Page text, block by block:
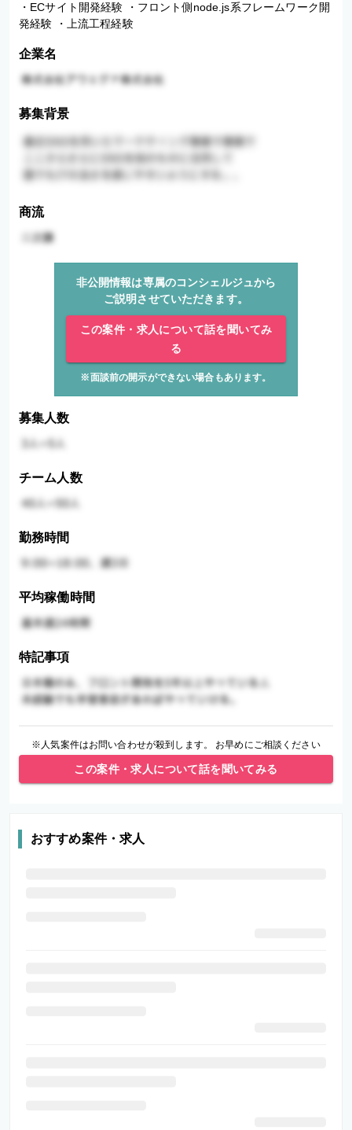
・ECサイト開発経験 ・フロント側node.js系フレームワーク開
発経験 ・上流工程経験
企業名
募集背景
商流
非公開情報は専属のコンシェルジュから
ご説明させていただきます。
この案件・求人について話を聞いてみ
る
※面談前の開示ができない場合もあります。
募集人数
チーム人数
勤務時間
平均稼働時間
特記事項
※人気案件はお問い合わせが殺到します。 お早めにご相談ください
この案件・求人について話を聞いてみる
おすすめ案件・求人